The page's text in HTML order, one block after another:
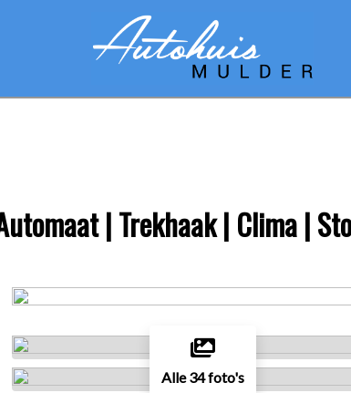
| Trekhaak | Clima |
Alle 34 foto's